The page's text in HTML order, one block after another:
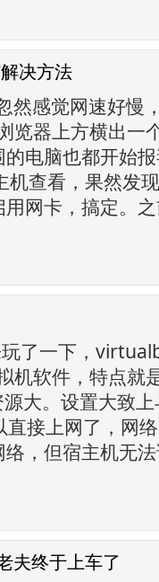
决方法
然感觉网速好慢
览器上方横出一
电脑也都开始
查看，果然发
网卡，搞定。
了一下，
软件，特点就
源大。设置大致
接上网了，网
，但宿主机无
夫终于上车了